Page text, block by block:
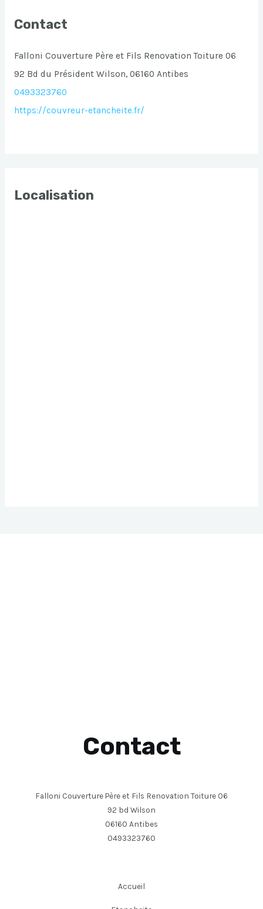
Contact
Falloni Couverture Père et Fils Renovation Toiture 06
92 Bd du Président Wilson, 06160 Antibes
0493323760
https://couvreur-etancheite.fr/
Localisation
Contact
Falloni Couverture Père et Fils Renovation Toiture 06
92 bd Wilson
06160 Antibes
0493323760
Accueil